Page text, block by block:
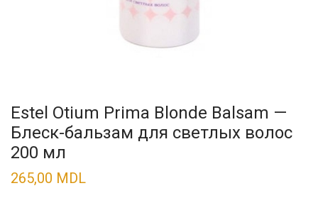
Estel Otium Prima Blonde Balsam —
Блеск-бальзам для светлых волос
200 мл
265,00 MDL